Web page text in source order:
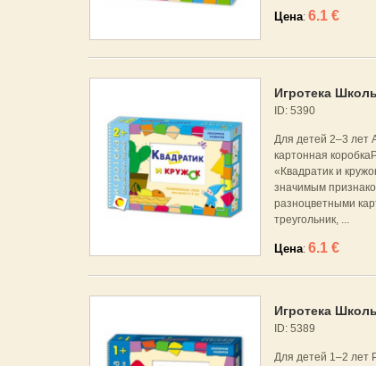
Цена: 6.1 €
Игротека
ID: 5390
Для детей 2–3 лет
картонная
«Квадратик и
значимым
разноцветными
треугольник, ...
Цена: 6.1 €
Игротека
ID: 5389
Для детей 1–2 лет